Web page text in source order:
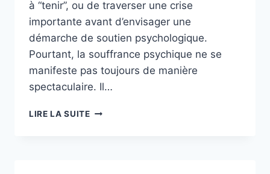
à “tenir”, ou de traverser une crise
importante avant d’envisager une
démarche de soutien psychologique.
Pourtant, la souffrance psychique ne se
manifeste pas toujours de manière
spectaculaire. Il…
LIRE LA SUITEFAUT-